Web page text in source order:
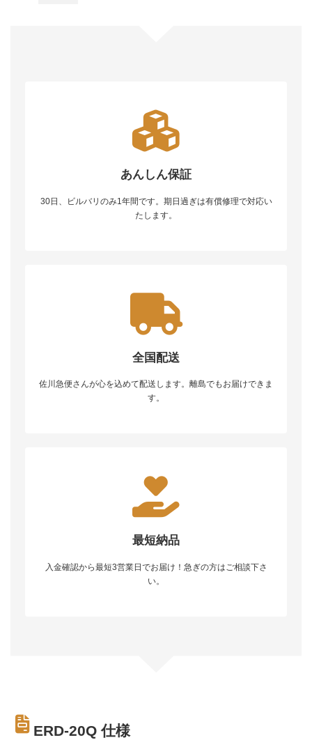
あんしん保証
30日、ビルバリのみ1年間です。期日過ぎは有償修理で対応い
たします。
全国配送
佐川急便さんが心を込めて配送します。離島でもお届けできま
す。
最短納品
入金確認から最短3営業日でお届け！急ぎの方はご相談下さ
い。
ERD-20Q 仕様